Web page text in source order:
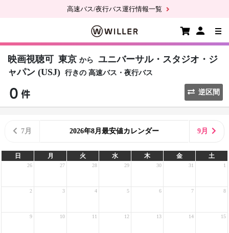
高速バス/夜行バス運行情報一覧
映画視聴可 東京 から
ユニバーサル・スタジオ・ジ
ャパン (USJ) 行きの 高速バス・夜行バス
逆区間
7月 2026年8月最安値カレンダー 9月
日 月 火 水 木 金 土
26 27 28 29 30 31 1
2 3 4 5 6 7 8
9 10 11 12 13 14 15